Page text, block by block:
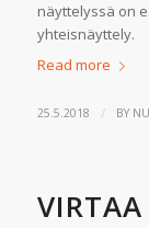
näyttelyssä on
yhteisnäyttely.
Read more
25.5.2018 / BY